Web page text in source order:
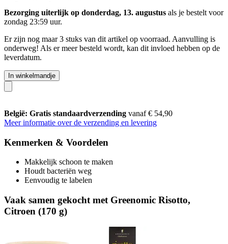
Bezorging uiterlijk op donderdag, 13. augustus als je bestelt voor
zondag 23:59 uur.
Er zijn nog maar 3 stuks van dit artikel op voorraad. Aanvulling is
onderweg! Als er meer besteld wordt, kan dit invloed hebben op de
leverdatum.
In winkelmandje
België: Gratis standaardverzending vanaf € 54,90
Meer informatie over de verzending en levering
Kenmerken & Voordelen
Makkelijk schoon te maken
Houdt bacteriën weg
Eenvoudig te labelen
Vaak samen gekocht met Greenomic Risotto,
Citroen (170 g)